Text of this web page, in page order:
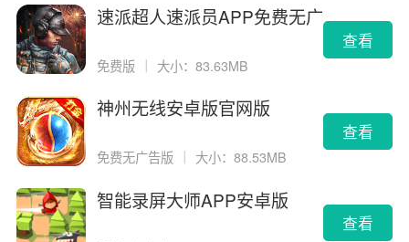
速派超人速派员APP免费无广
免费版 大小：83.63MB
查看
神州无线安卓版官网版
免费无广告版 大小：88.53MB
查看
智能录屏大师APP安卓版
查看